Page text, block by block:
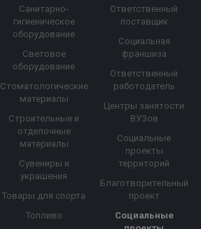
Санитарно-
гигиеническое
оборудование
Световое
оборудование
Стоматологические
материалы
Строительные и
отделочные
материалы
Сувениры и
украшения
Товары для спорта
Топливо
Ответственный
поставщик
Социальная
франшиза
Ответственный
работодатель
Центры занятости
ВУЗов
Социальные
проекты
территорий
Благотворительный
проект
Социальные